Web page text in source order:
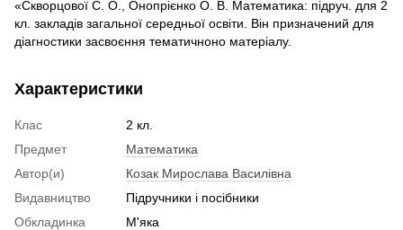
«Скворцової С. О., Онопрієнко О. В. Математика: підруч. для 2
кл. закладів загальної середньої освіти. Він призначений для
діагностики засвоєння тематичноно матеріалу.
Характеристики
Клас
2 кл.
Предмет
Математика
Автор(и)
Козак Мирослава Василівна
Видавництво
Підручники і посібники
Обкладинка
М'яка